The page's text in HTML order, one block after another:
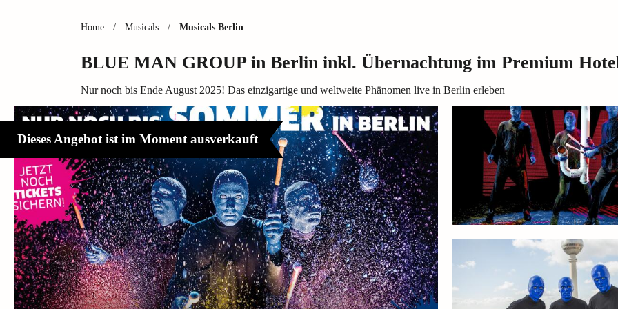
Home / Musicals / Musicals Berlin
BLUE MAN GROUP in Berlin inkl. Übernachtung im Premium
Nur noch bis Ende August 2025! Das einzigartige und weltweite Phänomen live in Berlin erleben
Dieses Angebot ist im Moment ausverkauft